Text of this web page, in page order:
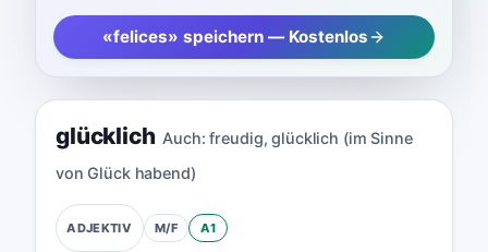
«felices» speichern — Kostenlos
glücklich Auch: freudig,glücklich (im Sinne
von Glück habend)
ADJEKTIV M/F A1